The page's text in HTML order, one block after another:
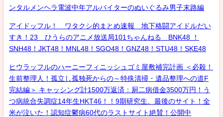
ンタルメンヘラ電波中年アルバイターのぬいぐるみ男子末路編
アイドッフル！ ワタクシ的まとめ速報 地下格闘アイドルだい
すき！23 ひうらのアニメ放送局101ちゃんねる BNK48 ！
SNH48！JKT48！MNL48！SGO48！GNZ48！STU48！SKE48
ヒウラッフルのハーニーフィニッシュゴミ屋敷補完計画 ＜必殺！
生前整理人！孤立し孤独死からの～特殊清掃・遺品整理への道F
完結編＞ キャッシング計1500万返済：厨二病借金3500万円！う
つ病統合失調症14年生HKT46！！9期研究生、最後のサイト！全
米が泣いた！認知症鬱病60代のラストサイト絶賛！公開中